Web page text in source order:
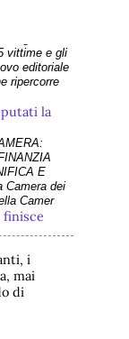
la
E
dei
Camer
finisce
di
una
Nel
su
viene
sostegno
davan
i
mai
di